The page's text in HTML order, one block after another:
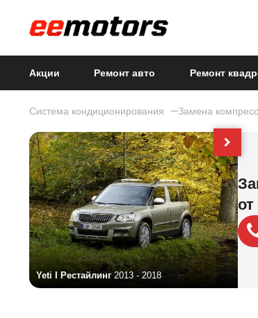
Акции Ремонт авто Ремонт
Система кондиционирования Замена
Yeti I Рестайлинг 2013 - 2018
от